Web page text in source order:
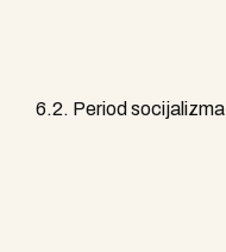
6.2. Period socijalizma